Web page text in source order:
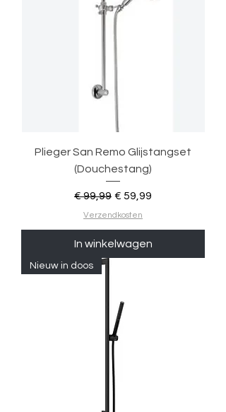
Plieger San Remo Glijstangset
(Douchestang)
Normale prijs
€ 99,99 Verkoopprijs
€ 59,99
Verzendkosten
In winkelwagen
Nieuw in doos